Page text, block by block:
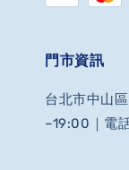
門市資訊
台北市中山
–19:00｜電